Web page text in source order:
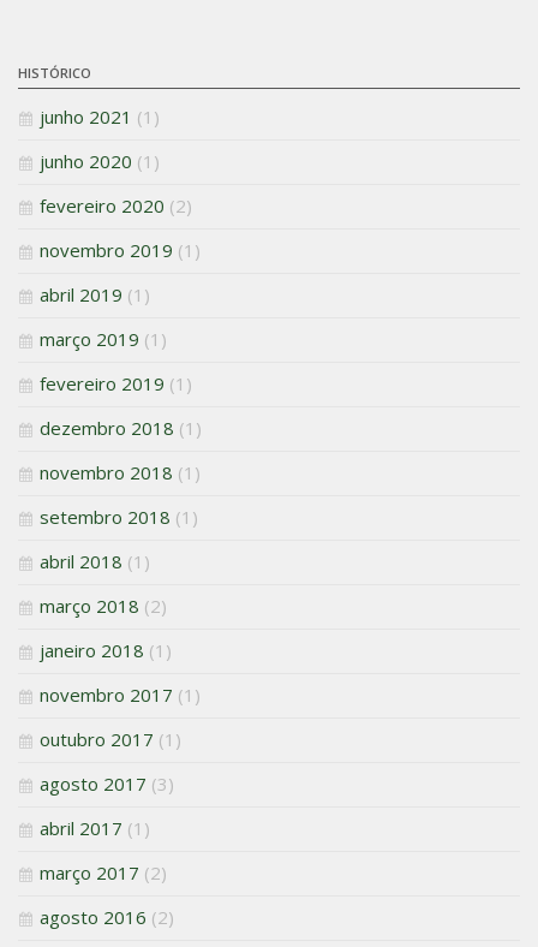
HISTÓRICO
junho 2021 (1)
junho 2020 (1)
fevereiro 2020 (2)
novembro 2019 (1)
abril 2019 (1)
março 2019 (1)
fevereiro 2019 (1)
dezembro 2018 (1)
novembro 2018 (1)
setembro 2018 (1)
abril 2018 (1)
março 2018 (2)
janeiro 2018 (1)
novembro 2017 (1)
outubro 2017 (1)
agosto 2017 (3)
abril 2017 (1)
março 2017 (2)
agosto 2016 (2)